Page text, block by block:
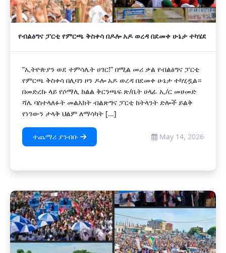
የብልፅግና ፓርቲ የምርጫ ቅስቀሳ በዶሎ አዶ ወረዳ በደመቀ ሁኔታ ተካሄደ
“ኢትዮጵያን ወደ ተምሳሌት ሀገር!” በሚል መሪ ቃል የብልፅግና ፓርቲ
የምርጫ ቅስቀሳ በሊባን ዞን ዶሎ አዶ ወረዳ በደመቀ ሁኔታ ተካሂዷል።
በመድረኩ ላይ የሶማሊ ክልል ቅርንጫፍ ጽ/ቤት ሀላፊ ኢ/ር መሀመድ
ሻሌ ባስተላለፉት መልእክት ብልጽግና ፓርቲ ከትላንት ድሎች ይልቅ
የነገውን ታላቅ ህልም ለማሳካት [...]
ተጨማሪ ያንብቡ May 14, 2026